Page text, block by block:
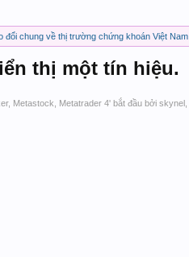
đổi chung về thị trường chứng khoán Việt Nam
thị một tín hiệu.
Metastock, Metatrader 4' bắt đầu bởi skynel